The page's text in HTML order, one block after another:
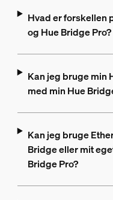
Hvad er forskellen
og Hue Bridge Pro?
Kan jeg bruge min
med min Hue
Kan jeg bruge
Bridge eller mit
Bridge Pro?